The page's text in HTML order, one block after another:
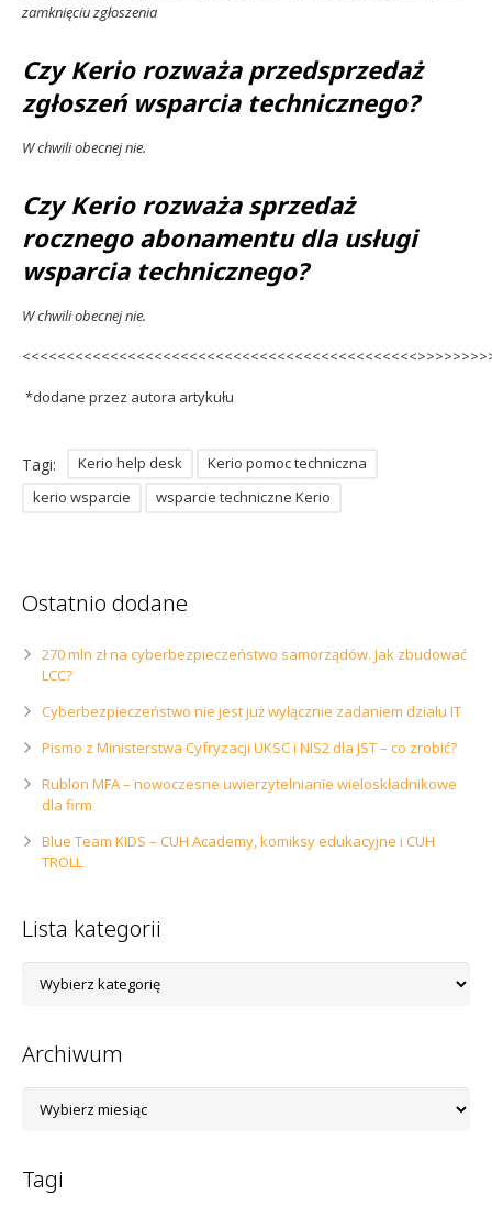
zamknięciu zgłoszenia
Czy Kerio rozważa przedsprzedaż
zgłoszeń wsparcia technicznego?
W chwili obecnej nie.
Czy Kerio rozważa sprzedaż
rocznego abonamentu dla usługi
wsparcia technicznego?
W chwili obecnej nie.
*dodane przez autora artykułu
Tagi: Kerio help desk
Kerio pomoc techniczna
kerio wsparcie
wsparcie techniczne Kerio
Ostatnio dodane
270 mln zł na cyberbezpieczeństwo samorządów. Jak zbudować
LCC?
Cyberbezpieczeństwo nie jest już wyłącznie zadaniem działu IT
Pismo z Ministerstwa Cyfryzacji UKSC i NIS2 dla JST – co zrobić?
Rublon MFA – nowoczesne uwierzytelnianie wieloskładnikowe
dla firm
Blue Team KIDS – CUH Academy, komiksy edukacyjne i CUH
TROLL
Lista kategorii
kategorii
Archiwum
Tagi